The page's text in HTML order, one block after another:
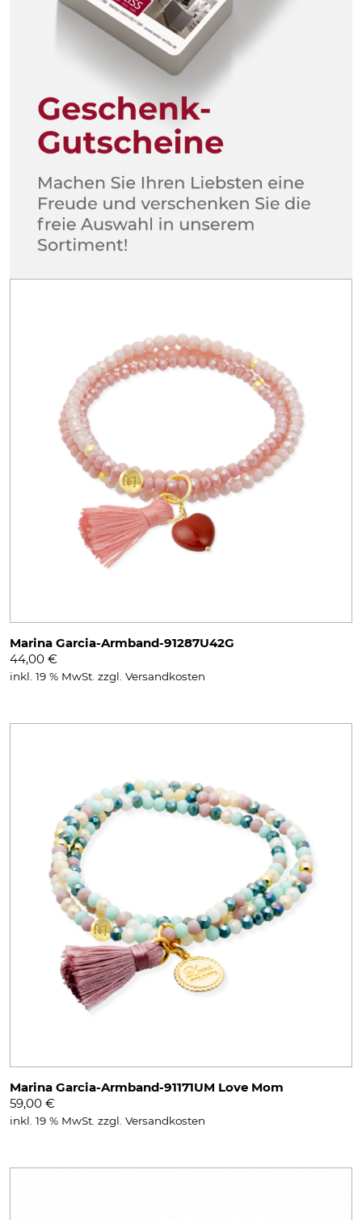
Marina Garcia-Armband-91287U42G
44,00 €
inkl. 19 % MwSt. zzgl. Versandkosten
Marina Garcia-Armband-91171UM Love Mom
59,00 €
inkl. 19 % MwSt. zzgl. Versandkosten